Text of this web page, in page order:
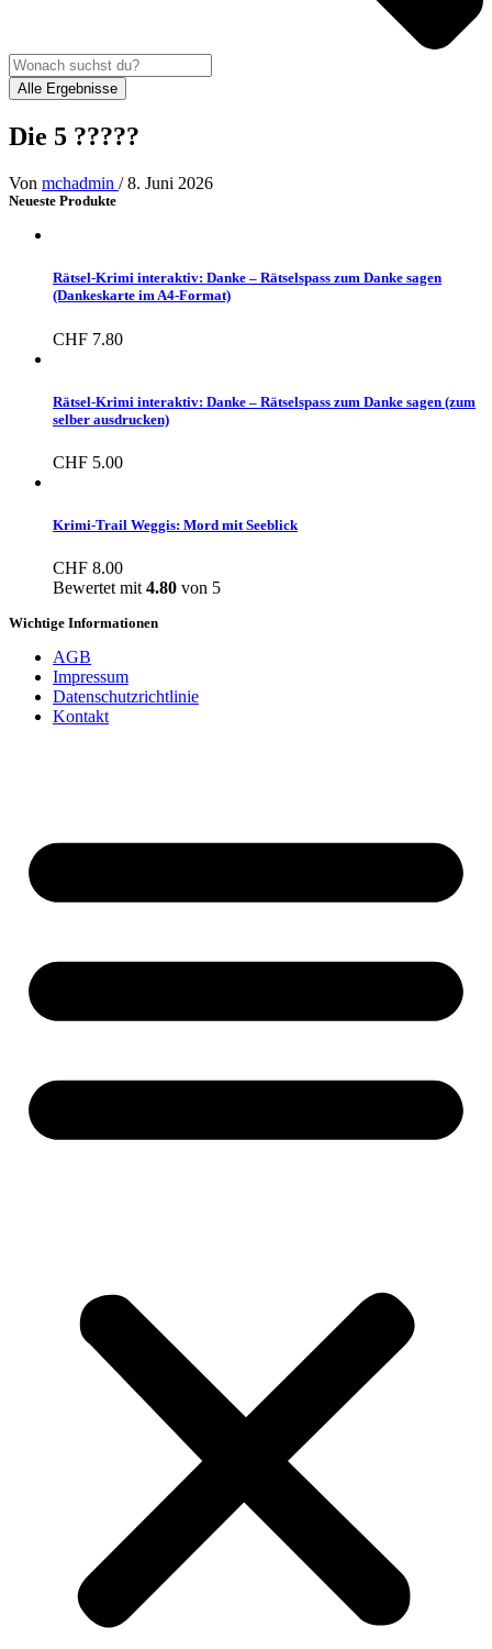
Alle Ergebnisse
Die 5 ?????
Von mchadmin /8. Juni 2026
Neueste Produkte
Rätsel-Krimi interaktiv: Danke – Rätselspass zum Danke sagen
(Dankeskarte im A4-Format)
CHF 7.80
Rätsel-Krimi interaktiv: Danke – Rätselspass zum Danke sagen (zum
selber ausdrucken)
CHF 5.00
Krimi-Trail Weggis: Mord mit Seeblick
CHF 8.00
Bewertet mit 4.80 von 5
Wichtige Informationen
AGB
Impressum
Datenschutzrichtlinie
Kontakt